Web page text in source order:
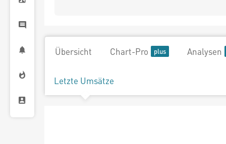
Übersicht Chart-Pro Analysen
Letzte Umsätze